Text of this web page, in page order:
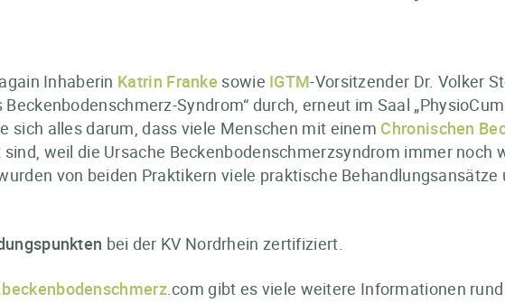
Inhaberin Katrin Franke sowie IGTM-Vorsitzender Dr. Volker
Beckenbodenschmerz-Syndrom“ durch, erneut im Saal
sich alles darum, dass viele Menschen mit einem Chronischen
weil die Ursache Beckenbodenschmerzsyndrom immer noch
von beiden Praktikern viele praktische
bei der KV Nordrhein zertifiziert.
.com gibt es viele weitere Informationen